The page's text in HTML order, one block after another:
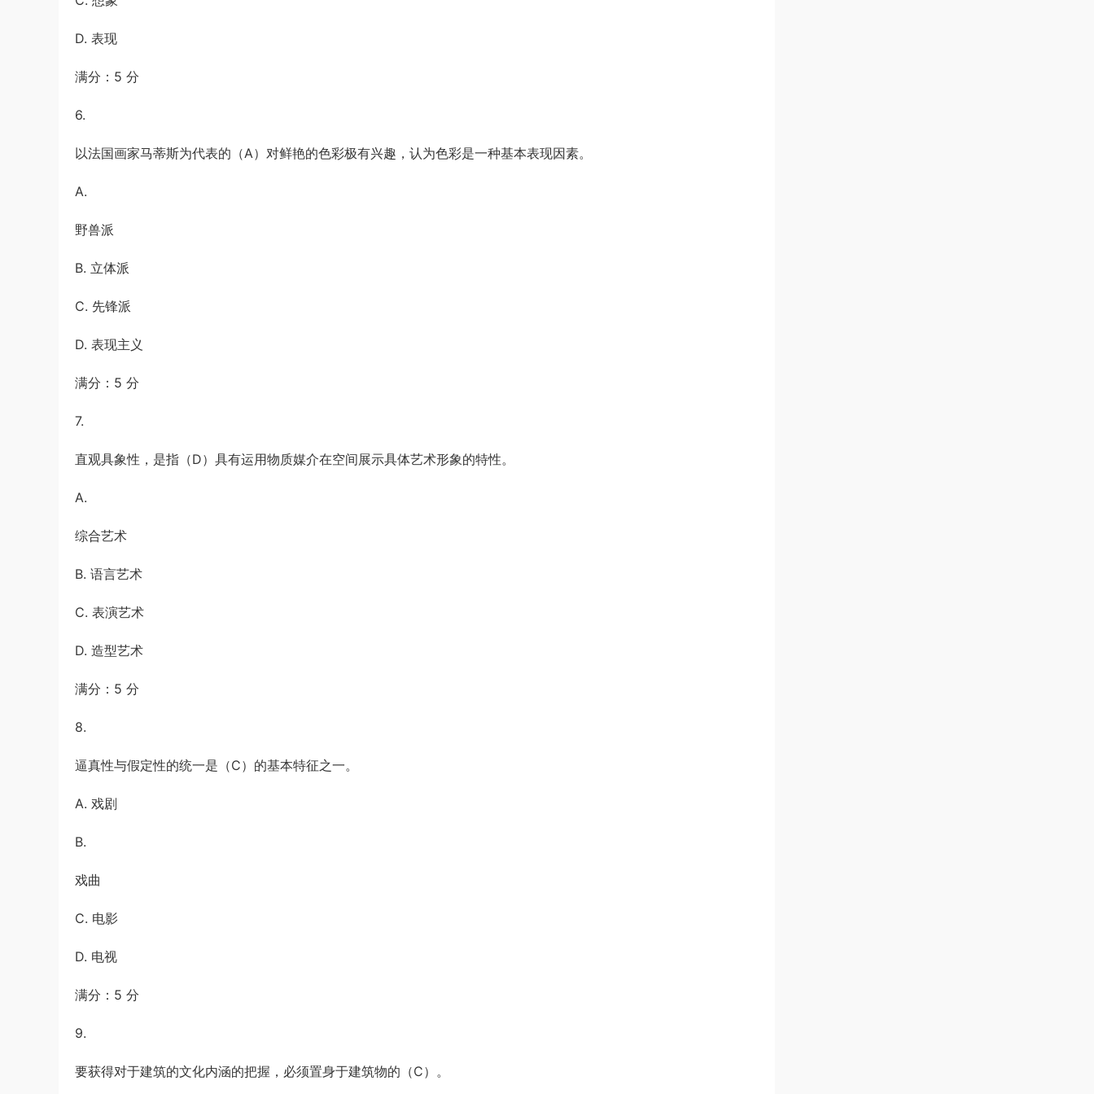
D. 表现
满分：5 分
6.
以法国画家马蒂斯为代表的（A）对鲜艳的色彩极有兴趣，认为色彩是一种基本表现因素。
A.
野兽派
B. 立体派
C. 先锋派
D. 表现主义
满分：5 分
7.
直观具象性，是指（D）具有运用物质媒介在空间展示具体艺术形象的特性。
A.
综合艺术
B. 语言艺术
C. 表演艺术
D. 造型艺术
满分：5 分
8.
逼真性与假定性的统一是（C）的基本特征之一。
A. 戏剧
B.
戏曲
C. 电影
D. 电视
满分：5 分
9.
要获得对于建筑的文化内涵的把握，必须置身于建筑物的（C）。